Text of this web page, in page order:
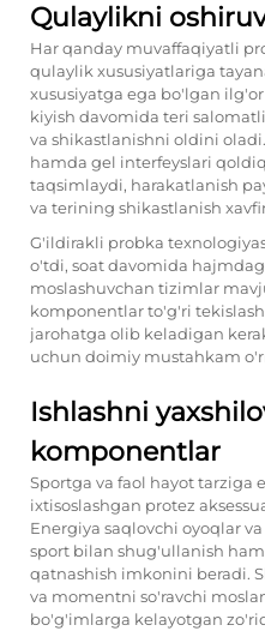
Qulaylikni
Har qanday muvaffaqiyatli
qulaylik xususiyatlariga
xususiyatga ega bo'lgan
kiyish davomida teri
va shikastlanishni oldini
hamda gel interfeyslari
taqsimlaydi, harakatlanish
va terining shikastlanish
G'ildirakli probka
o'tdi, soat davomida
moslashuvchan tizimlar
komponentlar to'g'ri
jarohatga olib keladigan
uchun doimiy mustahkam
Ishlashni
komponentlar
Sportga va faol hayot tarziga
ixtisoslashgan protez
Energiya saqlovchi oyoqlar
sport bilan shug'ullanish
qatnashish imkonini beradi.
va momentni so'ravchi
bo'g'imlarga kelayotgan